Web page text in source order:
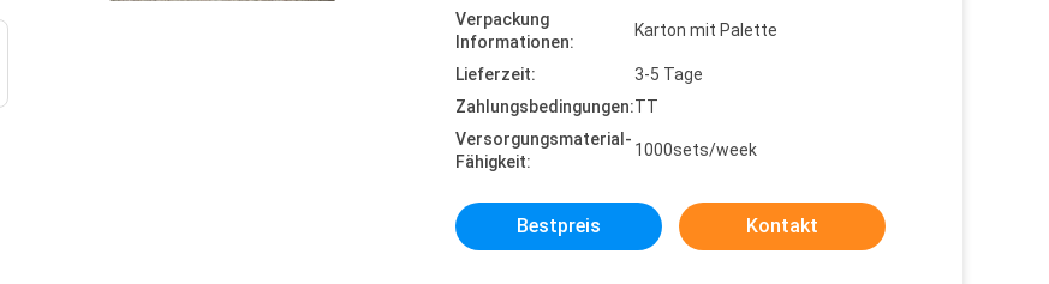
Verpackung
Informationen:
Karton mit Palette
Lieferzeit:
3-5 Tage
Zahlungsbedingungen:TT
Versorgungsmaterial-
Fähigkeit:
1000sets/week
Bestpreis Kontakt